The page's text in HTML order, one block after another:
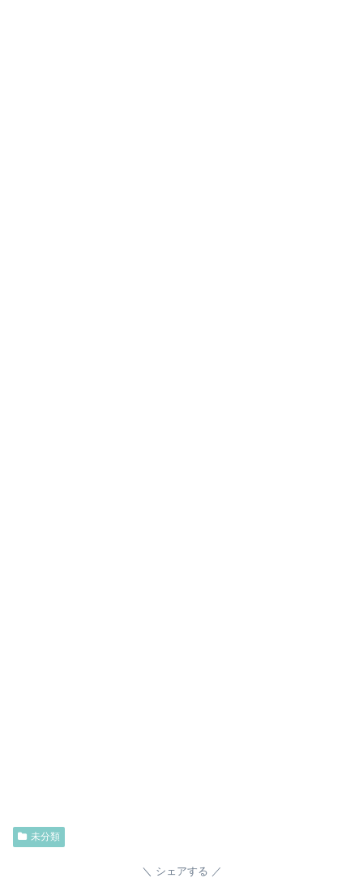
未分類
シェアする